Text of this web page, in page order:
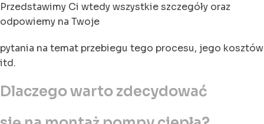
Przedstawimy Ci wtedy wszystkie szczegóły oraz
odpowiemy na Twoje
pytania na temat przebiegu tego procesu, jego kosztów
itd.
Dlaczego warto zdecydować